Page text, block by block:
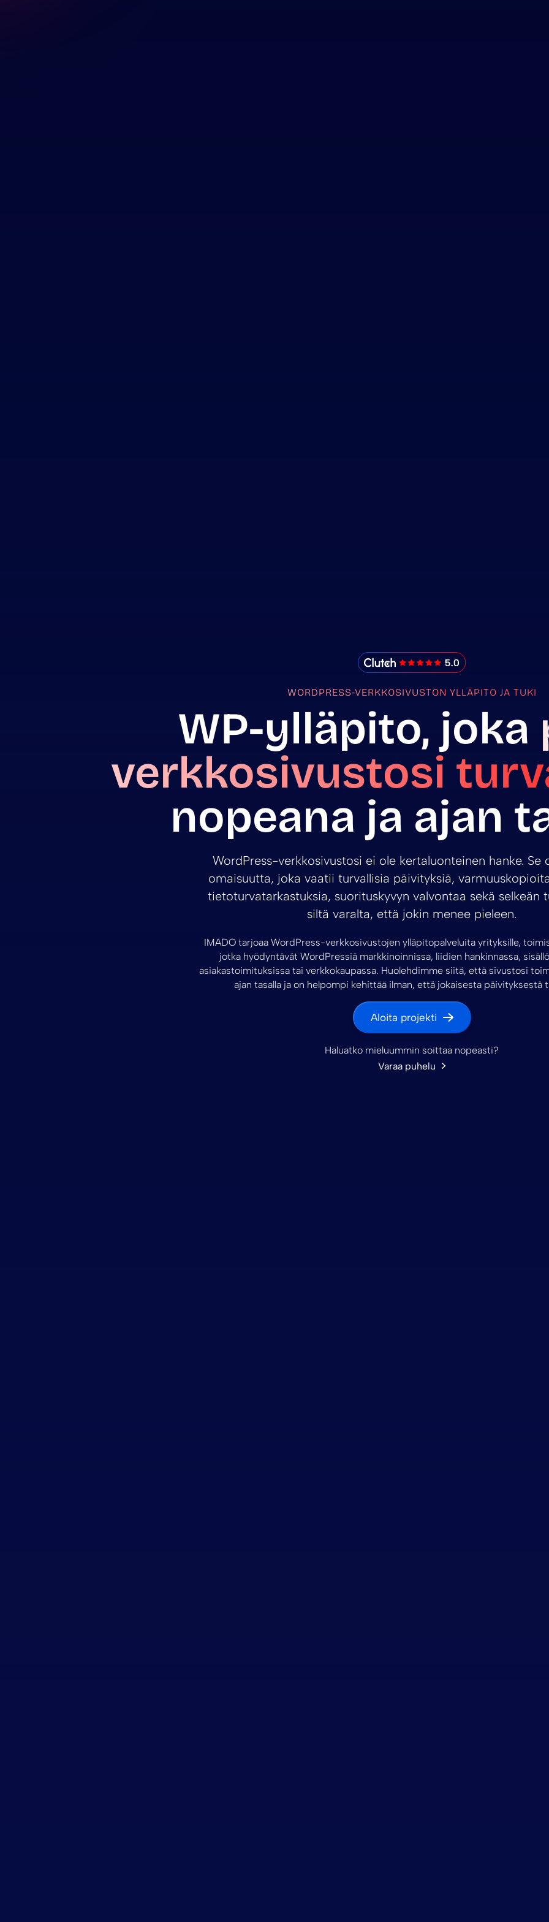
IMADO Reviews
WORDPRESS-VERKKOSIVUSTON YLLÄPITO JA TUKI
WP-ylläpito, joka
verkkosivustosi
nopeana ja ajan
WordPress-verkkosivustosi ei ole kertaluonteinen hanke. Se
omaisuutta, joka vaatii turvallisia päivityksiä,
tietoturvatarkastuksia, suorituskyvyn valvontaa sekä selkeän
siltä varalta, että jokin menee pieleen.
IMADO tarjoaa WordPress-verkkosivustojen ylläpitopalveluita yrityksille,
jotka hyödyntävät WordPressiä markkinoinnissa, liidien hankinnassa,
asiakastoimituksissa tai verkkokaupassa. Huolehdimme siitä, että sivustosi
ajan tasalla ja on helpompi kehittää ilman, että jokaisesta päivityksestä
Aloita projekti
Haluatko mieluummin soittaa nopeasti?
Varaa puhelu